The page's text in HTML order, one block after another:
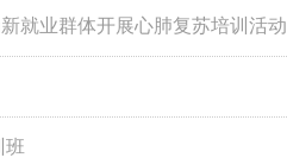
就业群体开展心肺复苏培训活动
班